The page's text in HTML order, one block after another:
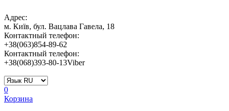
Адрес:
м. Київ, бул. Вацлава Гавела, 18
Контактный телефон:
+38(063)854-89-62
Контактный телефон:
+38(068)393-80-13Viber
0
Корзина